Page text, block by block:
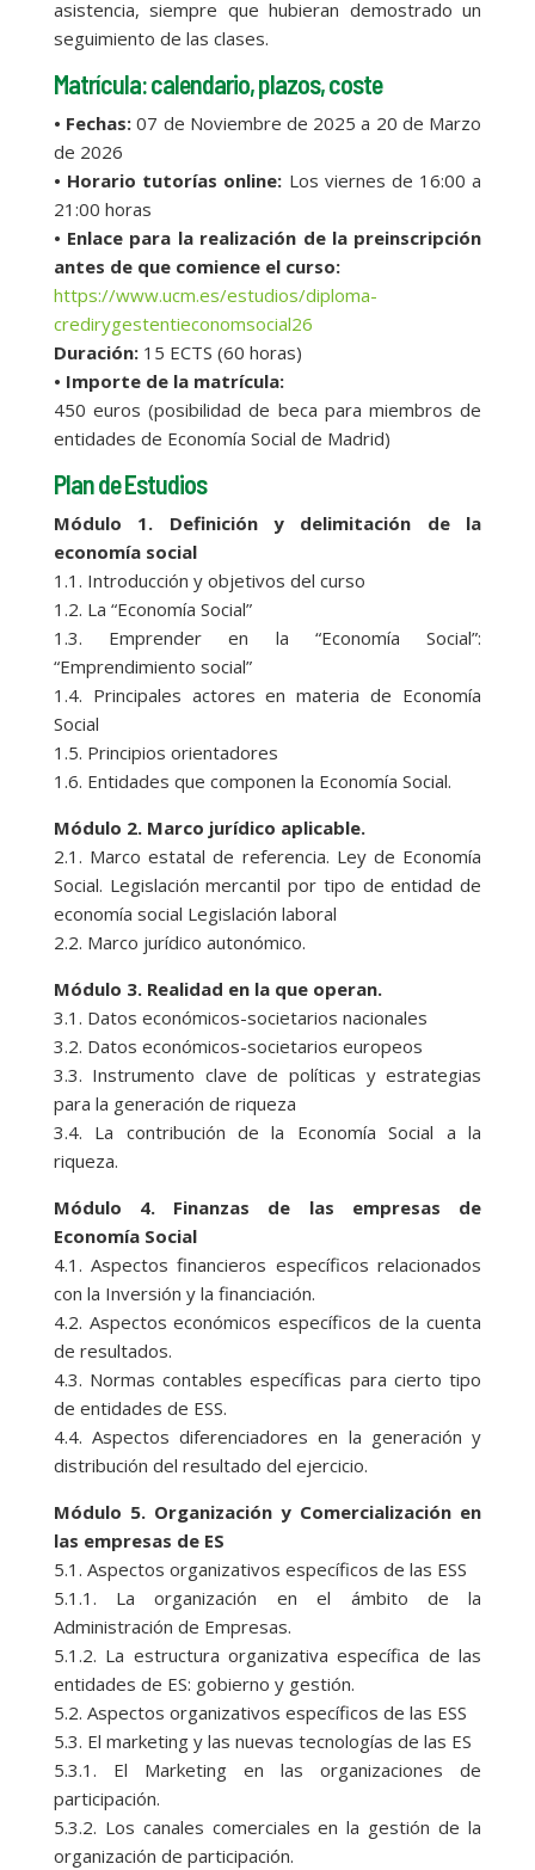
asistencia, siempre que hubieran demostrado un
seguimiento de las clases.
Matrícula: calendario, plazos, coste
• Fechas:07 de Noviembre de 2025 a 20 de Marzo
de 2026
• Horario tutorías online: Los viernes de 16:00 a
21:00 horas
• Enlace para la realización de la preinscripción
antes de que comience el curso:
https://www.ucm.es/estudios/diploma-
credirygestentieconomsocial26
Duración: 15 ECTS (60 horas)
• Importe de la matrícula:
450 euros (posibilidad de beca para miembros de
entidades de Economía Social de Madrid)
Plan de Estudios
Módulo 1. Definición y delimitación de la
economía social
1.1. Introducción y objetivos del curso
1.2. La “Economía Social”
1.3. Emprender en la “Economía Social”:
“Emprendimiento social”
1.4. Principales actores en materia de Economía
Social
1.5. Principios orientadores
1.6. Entidades que componen la Economía Social.
Módulo 2. Marco jurídico aplicable.
2.1. Marco estatal de referencia. Ley de Economía
Social. Legislación mercantil por tipo de entidad de
economía social Legislación laboral
2.2. Marco jurídico autonómico.
Módulo 3. Realidad en la que operan.
3.1. Datos económicos-societarios nacionales
3.2. Datos económicos-societarios europeos
3.3. Instrumento clave de políticas y estrategias
para la generación de riqueza
3.4. La contribución de la Economía Social a la
riqueza.
Módulo 4. Finanzas de las empresas de
Economía Social
4.1. Aspectos financieros específicos relacionados
con la Inversión y la financiación.
4.2. Aspectos económicos específicos de la cuenta
de resultados.
4.3. Normas contables específicas para cierto tipo
de entidades de ESS.
4.4. Aspectos diferenciadores en la generación y
distribución del resultado del ejercicio.
Módulo 5. Organización y Comercialización en
las empresas de ES
5.1. Aspectos organizativos específicos de las ESS
5.1.1. La organización en el ámbito de la
Administración de Empresas.
5.1.2. La estructura organizativa específica de las
entidades de ES: gobierno y gestión.
5.2. Aspectos organizativos específicos de las ESS
5.3. El marketing y las nuevas tecnologías de las ES
5.3.1. El Marketing en las organizaciones de
participación.
5.3.2. Los canales comerciales en la gestión de la
organización de participación.